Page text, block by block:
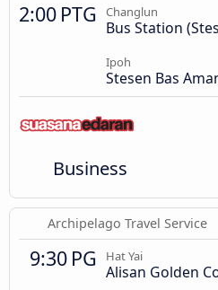
2:00 PTG Changlun
Bus Station
Ipoh
Stesen Bas
Business
Archipelago Travel Service
9:30 PG Hat Yai
Alisan Golden